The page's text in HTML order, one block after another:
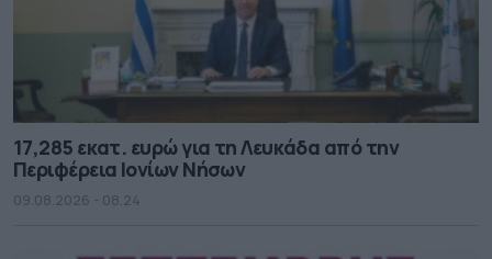
17,285 εκατ. ευρώ για τη Λευκάδα από την
Περιφέρεια Ιονίων Νήσων
09.08.2026 - 08.24